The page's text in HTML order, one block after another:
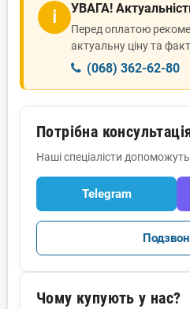
ℹ УВАГА!
Перед оплатою
актуальну ціну та
(068) 362-62-80
Потрібна
Наші спеціалісти
Telegram
Чому купують у нас?